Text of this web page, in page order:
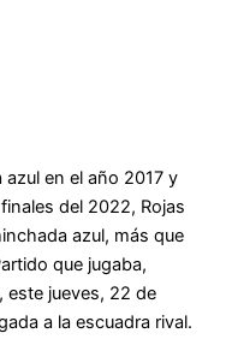
en el año 2017 y
del 2022, Rojas
azul, más que
que jugaba,
este jueves, 22 de
a la escuadra rival.